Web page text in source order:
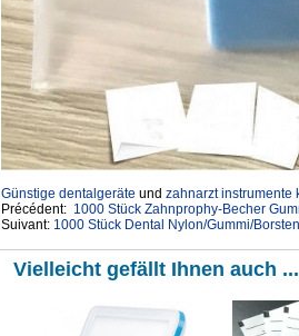
Günstige dentalgeräte ‎ und zahnarzt instrumente
Précédent: 1000 Stück Zahnprophy-Becher
Suivant: 1000 Stück Dental Nylon/Gummi/
Vielleicht gefällt Ihnen auch ...